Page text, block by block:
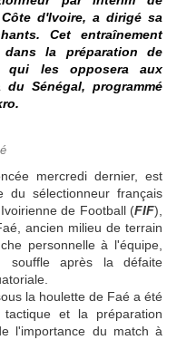
d'Ivoire, a dirigé sa
Cet entraînement
la préparation de
qui les opposera aux
Sénégal, programmé
mercredi dernier, est
du sélectionneur français
de Football (FIF),
ancien milieu de terrain
personnelle à l'équipe,
souffle après la défaite
la houlette de Faé a été
et la préparation
l'importance du match à